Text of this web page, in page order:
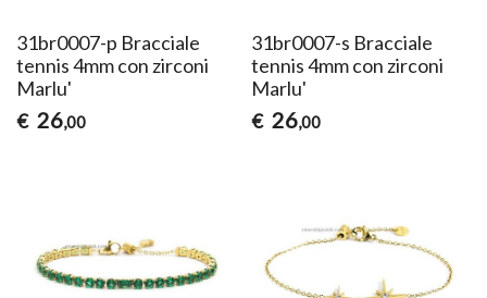
31br0007-p Bracciale
tennis 4mm con zirconi
Marlu'
€ 26,00
31br0007-s Bracciale
tennis 4mm con zirconi
Marlu'
€ 26,00